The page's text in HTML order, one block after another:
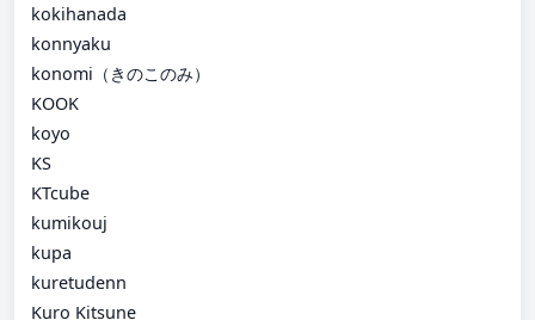
kokihanada
konnyaku
konomi（きのこのみ）
KOOK
koyo
KS
KTcube
kumikouj
kupa
kuretudenn
Kuro Kitsune